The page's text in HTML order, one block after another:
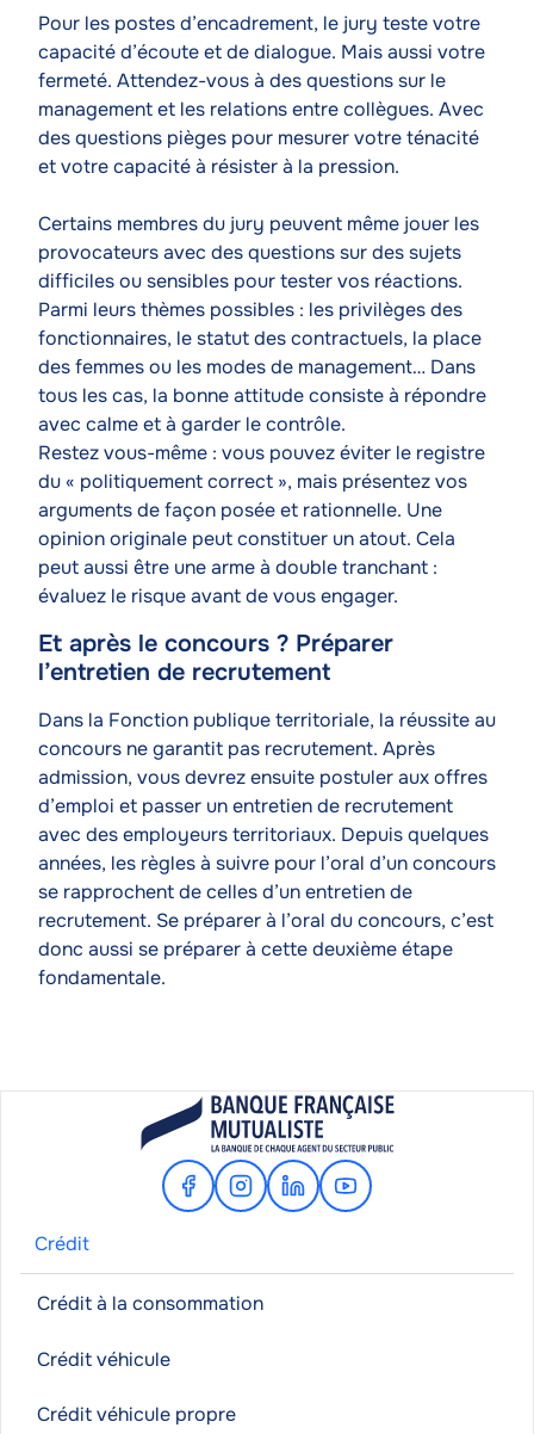
Pour les postes d’encadrement, le jury teste votre
capacité d’écoute et de dialogue. Mais aussi votre
fermeté. Attendez-vous à des questions sur le
management et les relations entre collègues. Avec
des questions pièges pour mesurer votre ténacité
et votre capacité à résister à la pression.
Certains membres du jury peuvent même jouer les
provocateurs avec des questions sur des sujets
difficiles ou sensibles pour tester vos réactions.
Parmi leurs thèmes possibles : les privilèges des
fonctionnaires, le statut des contractuels, la place
des femmes ou les modes de management… Dans
tous les cas, la bonne attitude consiste à répondre
avec calme et à garder le contrôle.
Restez vous-même : vous pouvez éviter le registre
du « politiquement correct », mais présentez vos
arguments de façon posée et rationnelle. Une
opinion originale peut constituer un atout. Cela
peut aussi être une arme à double tranchant :
évaluez le risque avant de vous engager.
Et après le concours ? Préparer
l’entretien de recrutement
Texte
Dans la Fonction publique territoriale, la réussite au
concours ne garantit pas recrutement. Après
admission, vous devrez ensuite postuler aux offres
d’emploi et passer un entretien de recrutement
avec des employeurs territoriaux. Depuis quelques
années, les règles à suivre pour l’oral d’un concours
se rapprochent de celles d’un entretien de
recrutement. Se préparer à l’oral du concours, c’est
donc aussi se préparer à cette deuxième étape
fondamentale.
FacebookInstagram
LinkedinYoutube
Crédit
Crédit à la consommation
Crédit véhicule
Crédit véhicule propre